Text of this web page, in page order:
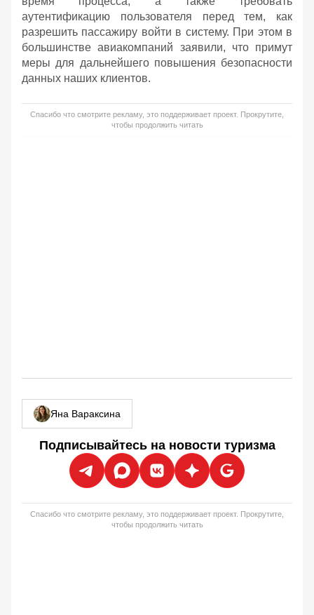
аутентификацию пользователя перед тем, как
разрешить пассажиру войти в систему. При этом в
большинстве авиакомпаний заявили, что примут
меры для дальнейшего повышения безопасности
данных наших клиентов.
Спасибо что смотрите рекламу, это поддерживает проект. Прокрутите,
чтобы продолжить читать
Яна Вараксина
Подписывайтесь на новости туризма
Спасибо что смотрите рекламу, это поддерживает проект. Прокрутите,
чтобы продолжить читать